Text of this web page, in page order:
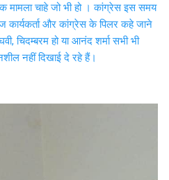
मामला चाहे जो भी हो । कांग्रेस इस समय
और कांग्रेस के पिलर कहे जाने
चिदम्बरम हो या आनंद शर्मा सभी भी
नहीं दिखाई दे रहे हैं।